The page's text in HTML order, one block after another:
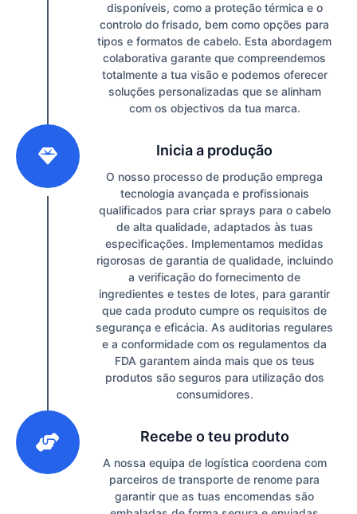
disponíveis, como a proteção térmica e o
controlo do frisado, bem como opções para
tipos e formatos de cabelo. Esta abordagem
colaborativa garante que compreendemos
totalmente a tua visão e podemos oferecer
soluções personalizadas que se alinham
com os objectivos da tua marca.
Inicia a produção
O nosso processo de produção emprega
tecnologia avançada e profissionais
qualificados para criar sprays para o cabelo
de alta qualidade, adaptados às tuas
especificações. Implementamos medidas
rigorosas de garantia de qualidade, incluindo
a verificação do fornecimento de
ingredientes e testes de lotes, para garantir
que cada produto cumpre os requisitos de
segurança e eficácia. As auditorias regulares
e a conformidade com os regulamentos da
FDA garantem ainda mais que os teus
produtos são seguros para utilização dos
consumidores.
Recebe o teu produto
A nossa equipa de logística coordena com
parceiros de transporte de renome para
garantir que as tuas encomendas são